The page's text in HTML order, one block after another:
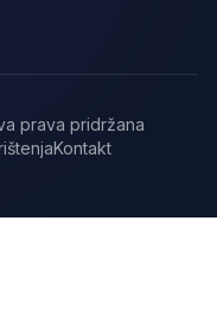
prava pridržana
Kontakt